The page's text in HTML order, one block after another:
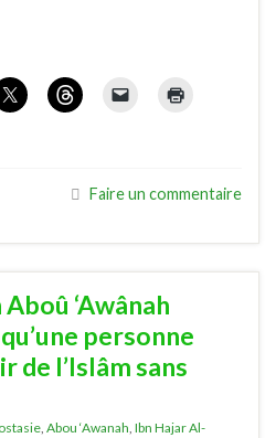
Faire un commentaire
‘Awânah
personne
de l’Islâm sans
, Abou ‘Awanah, Ibn Hajar Al-